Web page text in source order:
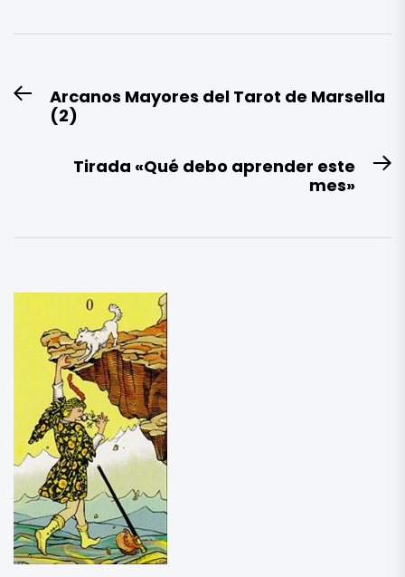
Navegación
de
Entrada
anterior:
Arcanos Mayores del Tarot de Marsella
(2)
Tirada «Qué debo aprender este
mes»